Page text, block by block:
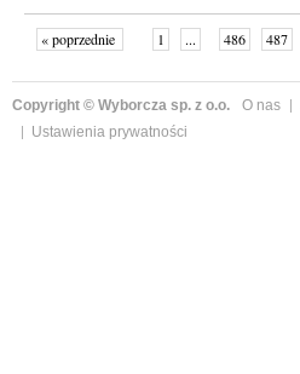
« poprzednie 1 ... 486 487
Copyright © Wyborcza sp. z o.o. O nas
Ustawienia prywatności